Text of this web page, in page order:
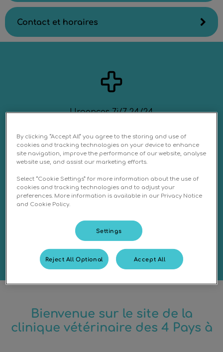
Contact et horaires
Urgences 7j/7 24/24
Une équipe pluridisciplinaire et qualifiée
Des services de qualité et de proximité
Bienvenue sur le site de la
clinique vétérinaire des 4 Pays à
By clicking “Accept All” you agree to the storing and use of
cookies and tracking technologies on your device to enhance
site navigation, improve the performance of our website, analyse
website use, and assist our marketing efforts.
Select “Cookie Settings” for more information about the use of
cookies and tracking technologies and to adjust your
preferences. More information is available in our Privacy Notice
and Cookie Policy.
Settings
Reject All Optional Accept All